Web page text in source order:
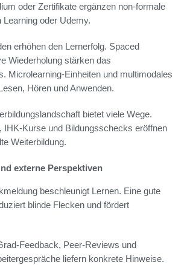
oder Zertifikate ergänzen non-formale
Learning oder Udemy.
erhöhen den Lernerfolg. Spaced
Wiederholung stärken das
Microlearning-Einheiten und multimodales
Hören und Anwenden.
bietet viele Wege.
IHK-Kurse und Bildungs­schecks eröffnen
Weiterbildung.
externe Perspektiven
beschleunigt Lernen. Eine gute
blinde Flecken und fördert
Feedback, Peer-Reviews und
liefern konkrete Hinweise.